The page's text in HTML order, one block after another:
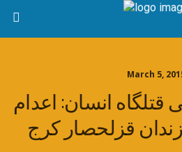
March 5,
انسان: اعدام